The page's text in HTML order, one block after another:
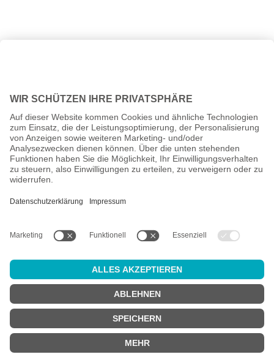
ggf. Nachnahmegebühren, wenn nicht anders angegeben.
Altersprüfung
Achtung:um diesen Onlineshop zu nutzen, müssen Siemindestens
18 Jahre alt
Sind Sie 18 Jahre alt oder älter?